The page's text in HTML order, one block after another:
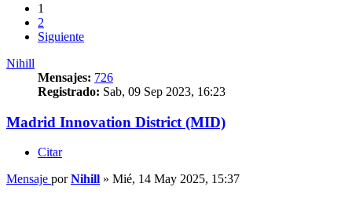
1
2
Siguiente
Nihill
Mensajes: 726
Registrado: Sab, 09 Sep 2023, 16:23
Madrid Innovation District (MID)
Citar
Mensaje porNihill » Mié, 14 May 2025, 15:37